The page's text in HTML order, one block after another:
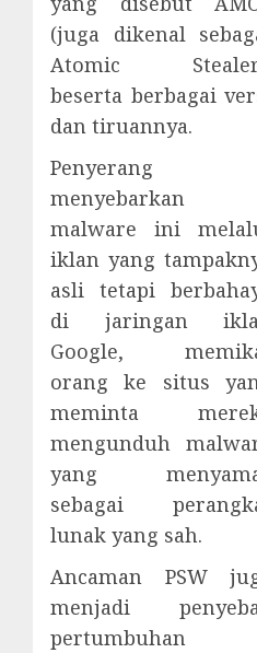
(juga dikenal
Atomic
beserta berbagai
dan tiruannya.
Penyerang
menyebarkan
malware ini
iklan yang
asli tetapi
di jaringan
Google,
orang ke situs
meminta
mengunduh
yang
sebagai
lunak yang sah.
Ancaman PSW
menjadi
pertumbuhan